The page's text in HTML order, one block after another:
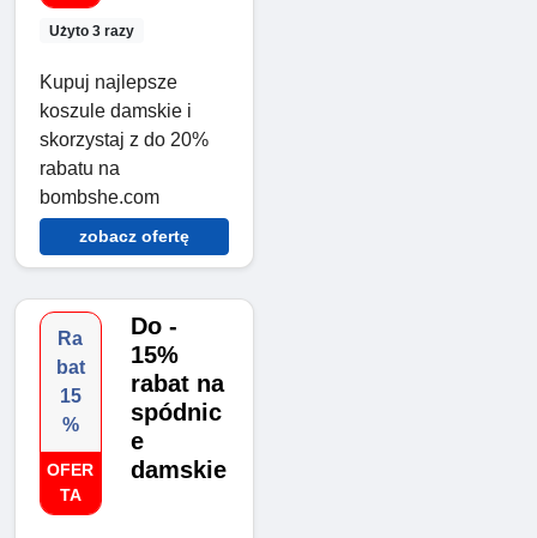
Użyto 3 razy
Kupuj najlepsze
koszule damskie i
skorzystaj z do 20%
rabatu na
bombshe.com
zobacz ofertę
Ra
bat
15
%
OFER
TA
Do -
15%
rabat na
spódnic
e
damskie